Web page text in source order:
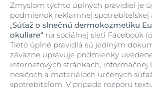
Zmyslom týchto úplných pravidiel je
podmienok reklamnej spotrebiteľskej
„Súťaž o slnečnú dermokozmetiku
okuliare“ na sociálnej sieti Facebook
Tieto úplné pravidlá sú jediným
záväzne upravuje podmienky
internetových stránkach, informačnej
nosičoch a materiáloch určených
spotrebiteľom. V prípade rozporu